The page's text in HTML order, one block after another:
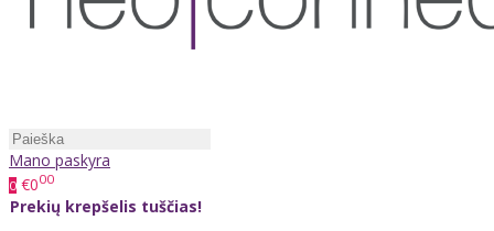
Mano paskyra
0 €000
Prekių krepšelis tuščias!